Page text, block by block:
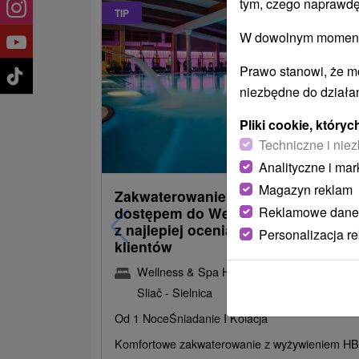
TIP
od485,30
/noc/
Zakwaterowanie z obiadokolacją i
dostępem do Wellness i Spa: Jeden
z najlepiej ocenianych hoteli przez
klientów
Wellness & Spa Hotel Kaskady
Sliač - Sielnica
Od 1 NoceŚniadanie I Kolacja
Komfortowe zakwaterowanie z wyżywieniem
W dowolnym
Prawo stanowi, że
niezbędne do
Pliki cookie,
Techniczne i
Analityczne i
Magazyn reklam
Reklamowe
Personalizacja